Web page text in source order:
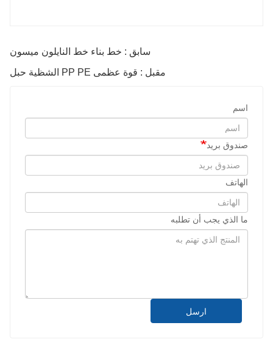
سابق : خط بناء خط النايلون ميسون
مقبل : قوة عظمى PP PE الشظية حبل
اسم
صندوق بريد
الهاتف
ما الذي يجب أن تطلبه
ارسل